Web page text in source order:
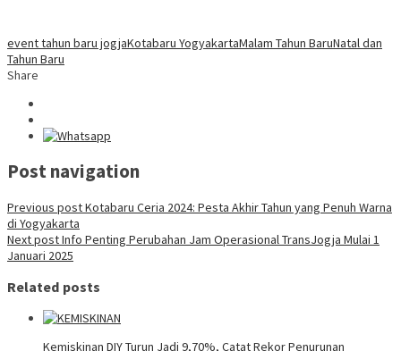
event tahun baru jogjaKotabaru YogyakartaMalam Tahun BaruNatal dan
Tahun Baru
Share
Post navigation
Previous postKotabaru Ceria 2024: Pesta Akhir Tahun yang Penuh Warna
di Yogyakarta
Next postInfo Penting Perubahan Jam Operasional TransJogja Mulai 1
Januari 2025
Related posts
Kemiskinan DIY Turun Jadi 9,70%, Catat Rekor Penurunan